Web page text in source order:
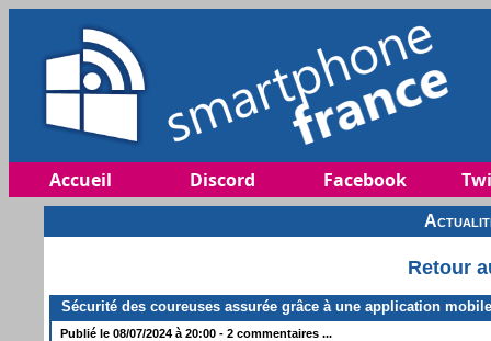
Accueil Discord Facebook
Retour
Sécurité des coureuses assurée grâce à une application
Publié le 08/07/2024 à 20:00 - 2 commentaires ...